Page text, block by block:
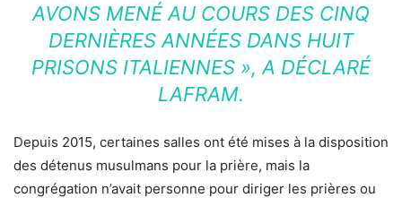
AVONS MENÉ AU COURS DES CINQ
DERNIÈRES ANNÉES DANS HUIT
PRISONS ITALIENNES », A DÉCLARÉ
LAFRAM.
Depuis 2015, certaines salles ont été mises à la disposition
des détenus musulmans pour la prière, mais la
congrégation n’avait personne pour diriger les prières ou